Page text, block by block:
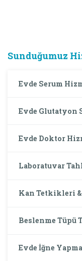
Sunduğumuz
Evde Serum
Evde Glutatyon
Evde Doktor
Laboratuvar
Kan Tetkikleri
Beslenme Tüpü
Evde İğne